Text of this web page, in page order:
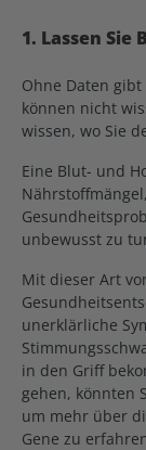
1. Lassen
Ohne Daten
können nicht
wissen, wo Sie
Eine Blut- und
unbewusst zu
Mit dieser Art
unerklärliche
in den Griff
gehen, könnten
um mehr über
Gene zu